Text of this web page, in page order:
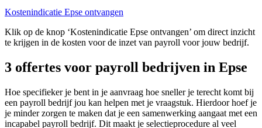
Kostenindicatie Epse ontvangen
Klik op de knop ‘Kostenindicatie Epse ontvangen’ om direct inzicht
te krijgen in de kosten voor de inzet van payroll voor jouw bedrijf.
3 offertes voor payroll bedrijven in Epse
Hoe specifieker je bent in je aanvraag hoe sneller je terecht komt bij
een payroll bedrijf jou kan helpen met je vraagstuk. Hierdoor hoef je
je minder zorgen te maken dat je een samenwerking aangaat met een
incapabel payroll bedrijf. Dit maakt je selectieprocedure al veel